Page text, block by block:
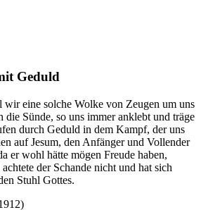
Geduld
eine solche Wolke von Zeugen um uns
die Sünde, so uns immer anklebt und träge
durch Geduld in dem Kampf, der uns
auf Jesum, den Anfänger und Vollender
er wohl hätte mögen Freude haben,
der Schande nicht und hat sich
Stuhl Gottes.